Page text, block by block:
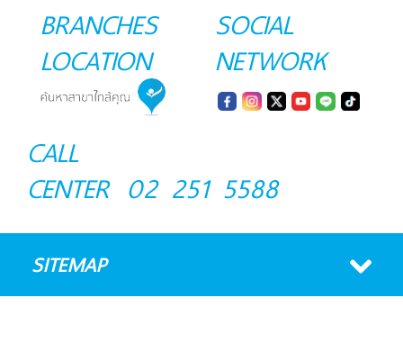
BRANCHES
LOCATION
SOCIAL
NETWORK
CALL
CENTER 02 251 5588
SITEMAP